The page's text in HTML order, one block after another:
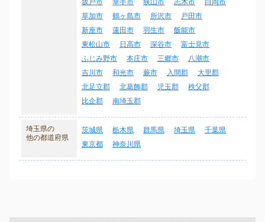
坂戸市
幸手市 狭山市 志木市
白岡市
草加市
鶴ヶ島市 所沢市
戸田市
新座市
蓮田市 羽生市
飯能市
東松山市
日高市 深谷市
富士見市
ふじみ野市
本庄市 三郷市
八潮市
吉川市
和光市 蕨市 入間郡
大里郡
北足立郡
北葛飾郡 児玉郡
秩父郡
比企郡
南埼玉郡
埼玉県の
他の都道府県
茨城県 栃木県 群馬県 埼玉県
千葉県
東京都
神奈川県